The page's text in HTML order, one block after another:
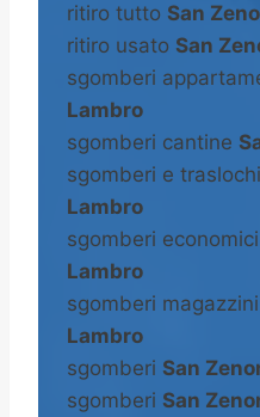
ritiro tutto San
ritiro usato San
sgomberi
Lambro
sgomberi cantine
sgomberi e traslochi
Lambro
sgomberi economici
Lambro
sgomberi magazzini
Lambro
sgomberi San
sgomberi San